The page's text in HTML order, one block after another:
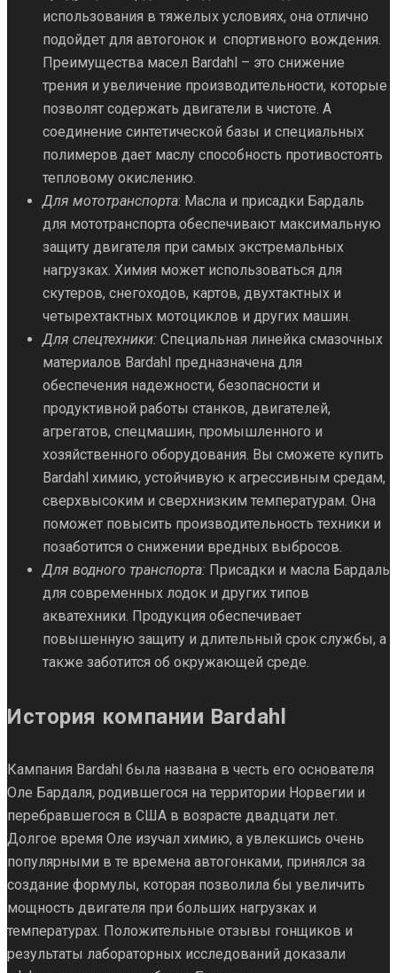
использования в тяжелых условиях, она отлично
подойдет для автогонок и спортивного вождения.
Преимущества масел Bardahl – это снижение
трения и увеличение производительности, которые
позволят содержать двигатели в чистоте. А
соединение синтетической базы и специальных
полимеров дает маслу способность противостоять
тепловому окислению.
Для мототранспорта: Масла и присадки Бардаль
для мототранспорта обеспечивают максимальную
защиту двигателя при самых экстремальных
нагрузках. Химия может использоваться для
скутеров, снегоходов, картов, двухтактных и
четырехтактных мотоциклов и других машин.
Для спецтехники: Специальная линейка смазочных
материалов Bardahl предназначена для
обеспечения надежности, безопасности и
продуктивной работы станков, двигателей,
агрегатов, спецмашин, промышленного и
хозяйственного оборудования. Вы сможете купить
Bardahl химию, устойчивую к агрессивным средам,
сверхвысоким и сверхнизким температурам. Она
поможет повысить производительность техники и
позаботится о снижении вредных выбросов.
Для водного транспорта: Присадки и масла Бардаль
для современных лодок и других типов
акватехники. Продукция обеспечивает
повышенную защиту и длительный срок службы, а
также заботится об окружающей среде.
История компании Bardahl
Кампания Bardahl была названа в честь его основателя
Оле Бардаля, родившегося на территории Норвегии и
перебравшегося в США в возрасте двадцати лет.
Долгое время Оле изучал химию, а увлекшись очень
популярными в те времена автогонками, принялся за
создание формулы, которая позволила бы увеличить
мощность двигателя при больших нагрузках и
температурах. Положительные отзывы гонщиков и
результаты лабораторных исследований доказали